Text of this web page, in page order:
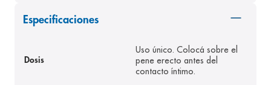
Especificaciones
Dosis
Uso único. Colocá sobre el
pene erecto antes del
contacto íntimo.